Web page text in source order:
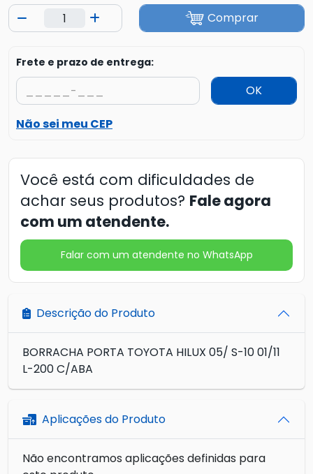
Comprar
Frete e prazo de entrega:
OK
Não sei meu CEP
Você está com dificuldades de
achar seus produtos? Fale agora
com um atendente.
Falar com um atendente no WhatsApp
Descrição do Produto
BORRACHA PORTA TOYOTA HILUX 05/ S-10 01/11
L-200 C/ABA
Aplicações do Produto
Não encontramos aplicações definidas para